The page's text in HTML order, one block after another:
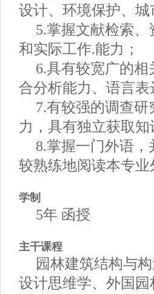
设计、环境保护、
5.掌握文献检索
和实际工作.能力；
6.具有较宽广的
合分析能力、语言
7.有较强的调查
力，具有独立获取
8.掌握一门外语
较熟练地阅读本专业
学制
5年 函授
主干课程
园林建筑结构与
设计思维学、外国